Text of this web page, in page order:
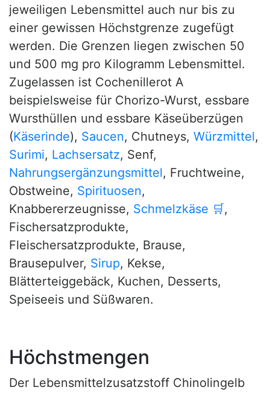
jeweiligen Lebensmittel auch nur bis zu
einer gewissen Höchstgrenze zugefügt
werden. Die Grenzen liegen zwischen 50
und 500 mg pro Kilogramm Lebensmittel.
Zugelassen ist Cochenillerot A
beispielsweise für Chorizo-Wurst, essbare
Wursthüllen und essbare Käseüberzügen
(Käserinde), Saucen, Chutneys, Würzmittel,
Surimi, Lachsersatz, Senf,
Nahrungsergänzungsmittel, Fruchtweine,
Obstweine, Spirituosen,
Knabbererzeugnisse, Schmelzkäse 🛒,
Fischersatzprodukte,
Fleischersatzprodukte, Brause,
Brausepulver, Sirup, Kekse,
Blätterteiggebäck, Kuchen, Desserts,
Speiseeis und Süßwaren.
Höchstmengen
Der Lebensmittelzusatzstoff Chinolingelb